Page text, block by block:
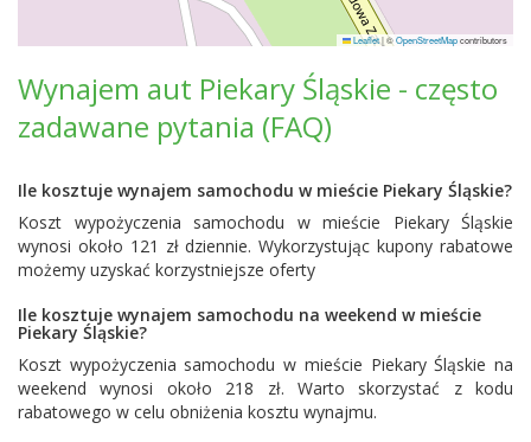
Leaflet|©OpenStreetMapcontributors
Wynajem aut Piekary Śląskie - często
zadawane pytania (FAQ)
Ile kosztuje wynajem samochodu w mieście Piekary Śląskie?
Koszt wypożyczenia samochodu w mieście Piekary Śląskie
wynosi około 121 zł dziennie. Wykorzystując kupony rabatowe
możemy uzyskać korzystniejsze oferty
Ile kosztuje wynajem samochodu na weekend w mieście
Piekary Śląskie?
Koszt wypożyczenia samochodu w mieście Piekary Śląskie na
weekend wynosi około 218 zł. Warto skorzystać z kodu
rabatowego w celu obniżenia kosztu wynajmu.